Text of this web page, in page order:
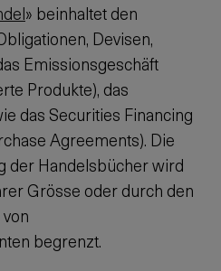
» beinhaltet den
Devisen,
Emissionsgeschäft
Produkte), das
das Securities Financing
Agreements). Die
der Handelsbücher wird
Grösse oder durch den
begrenzt.